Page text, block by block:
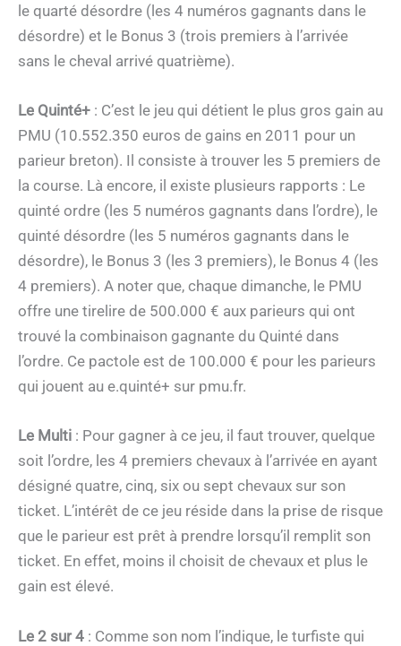
le quarté désordre (les 4 numéros gagnants dans le
désordre) et le Bonus 3 (trois premiers à l’arrivée
sans le cheval arrivé quatrième).
Le Quinté+ : C’est le jeu qui détient le plus gros gain au
PMU (10.552.350 euros de gains en 2011 pour un
parieur breton). Il consiste à trouver les 5 premiers de
la course. Là encore, il existe plusieurs rapports : Le
quinté ordre (les 5 numéros gagnants dans l’ordre), le
quinté désordre (les 5 numéros gagnants dans le
désordre), le Bonus 3 (les 3 premiers), le Bonus 4 (les
4 premiers). A noter que, chaque dimanche, le PMU
offre une tirelire de 500.000 € aux parieurs qui ont
trouvé la combinaison gagnante du Quinté dans
l’ordre. Ce pactole est de 100.000 € pour les parieurs
qui jouent au e.quinté+ sur pmu.fr.
Le Multi : Pour gagner à ce jeu, il faut trouver, quelque
soit l’ordre, les 4 premiers chevaux à l’arrivée en ayant
désigné quatre, cinq, six ou sept chevaux sur son
ticket. L’intérêt de ce jeu réside dans la prise de risque
que le parieur est prêt à prendre lorsqu’il remplit son
ticket. En effet, moins il choisit de chevaux et plus le
gain est élevé.
Le 2 sur 4 : Comme son nom l’indique, le turfiste qui